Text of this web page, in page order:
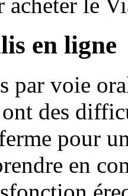
en ligne
par voie
des
pour
en